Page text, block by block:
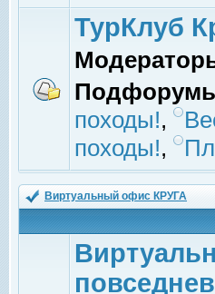
ТурКлуб
походы!,
походы!,
Виртуальный офис КРУГА